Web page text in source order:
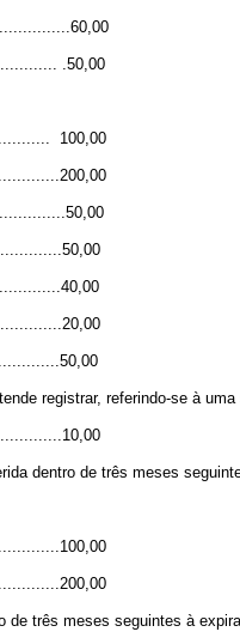
.50,00
100,00
registrar, referindo-se à
dentro de três meses
de três meses seguintes à